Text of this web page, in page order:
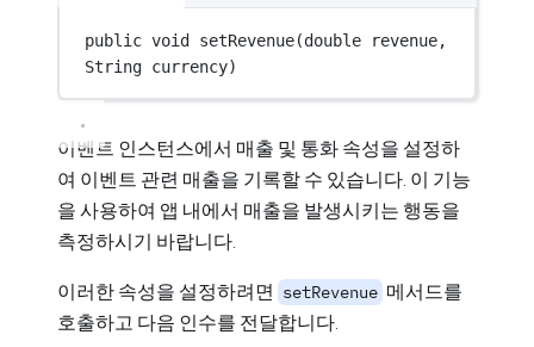
public void setRevenue(double revenue,
String currency)
이벤트 인스턴스에서 매출 및 통화 속성을 설정하
여 이벤트 관련 매출을 기록할 수 있습니다. 이 기능
을 사용하여 앱 내에서 매출을 발생시키는 행동을
측정하시기 바랍니다.
이러한 속성을 설정하려면 setRevenue 메서드를
호출하고 다음 인수를 전달합니다.